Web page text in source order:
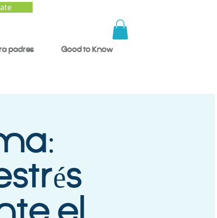
padres Good to Know